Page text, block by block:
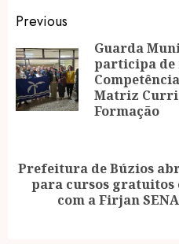
Post
navigation
Previous
Guarda
participa de
Matriz
Formação
Next
Prefeitura de Búzios
para cursos gratuitos
com a Firjan